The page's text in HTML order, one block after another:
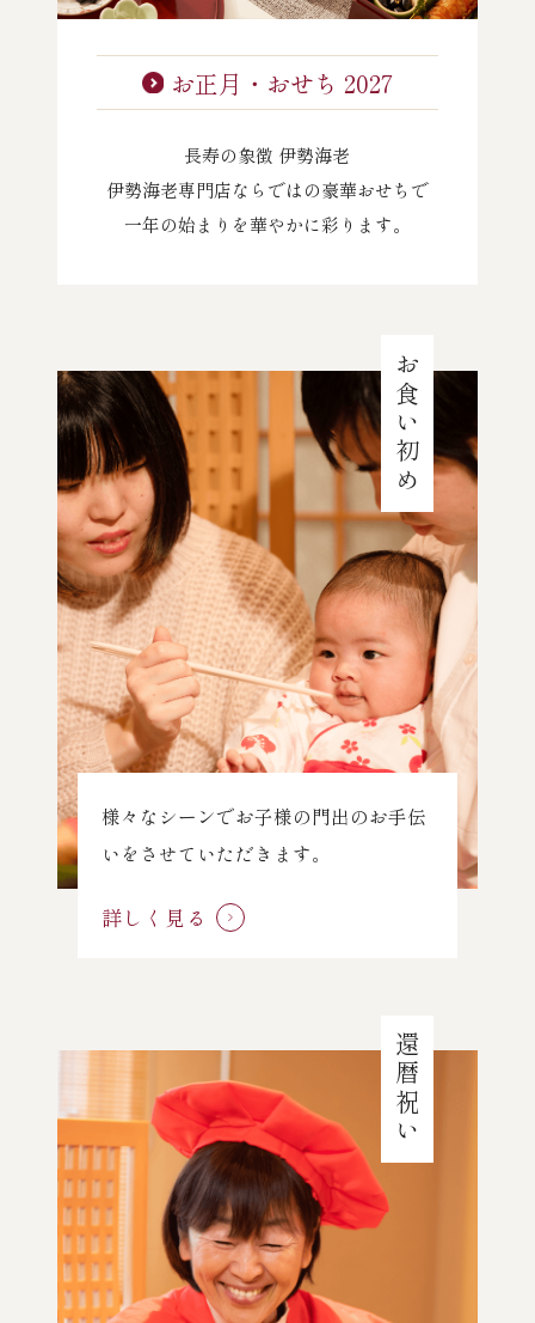
お正月・おせち 2027
長寿の象徴 伊勢海老
伊勢海老専門店ならではの豪華おせちで
一年の始まりを華やかに彩ります。
お食い初め
様々なシーンでお子様の門出のお手伝
いをさせていただきます。
詳しく見る
還暦祝い